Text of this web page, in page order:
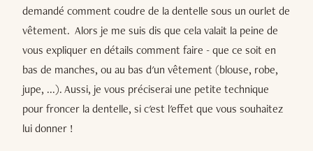
demandé comment coudre de la dentelle sous un ourlet de
vêtement. Alors je me suis dis que cela valait la peine de
vous expliquer en détails comment faire - que ce soit en
bas de manches, ou au bas d'un vêtement (blouse, robe,
jupe, ...). Aussi, je vous préciserai une petite technique
pour froncer la dentelle, si c'est l'effet que vous souhaitez
lui donner !